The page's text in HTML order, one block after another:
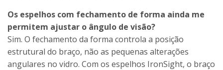
Os espelhos com fechamento de forma ainda me
permitem ajustar o ângulo de visão?
Sim. O fechamento da forma controla a posição
estrutural do braço, não as pequenas alterações
angulares no vidro. Com os espelhos IronSight, o braço